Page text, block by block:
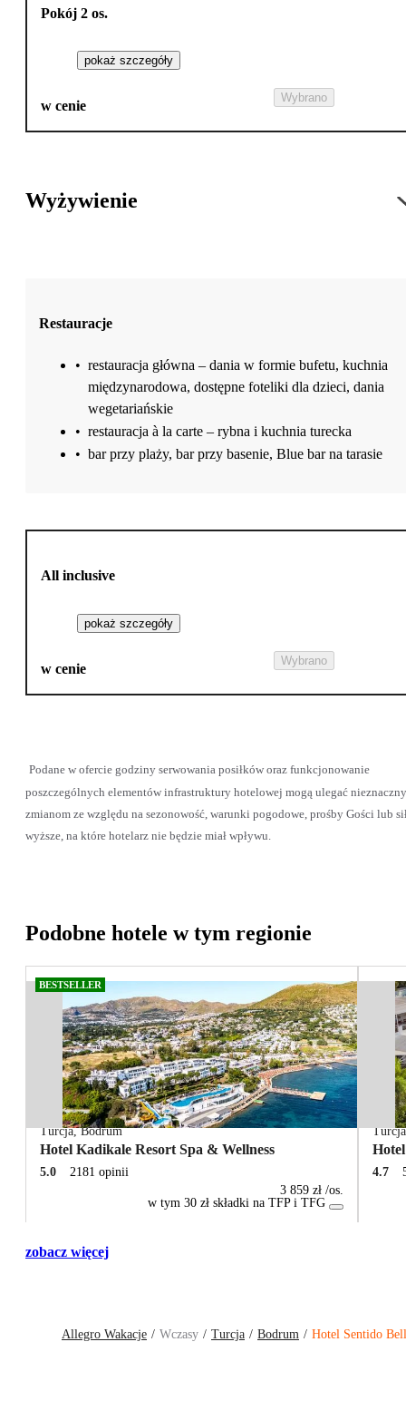
Pokój 2 os.
pokaż szczegóły
w cenie
Wybrano
Wyżywienie
Restauracje
• restauracja główna – dania w formie bufetu, kuchnia
międzynarodowa, dostępne foteliki dla dzieci, dania
wegetariańskie
• restauracja à la carte – rybna i kuchnia turecka
• bar przy plaży, bar przy basenie, Blue bar na tarasie
All inclusive
pokaż szczegóły
w cenie
Wybrano
Podane w ofercie godziny serwowania posiłków oraz funkcjonowanie
poszczególnych elementów infrastruktury hotelowej mogą ulegać
zmianom ze względu na sezonowość, warunki pogodowe, prośby Gości lub
wyższe, na które hotelarz nie będzie miał wpływu.
Podobne hotele w tym regionie
BESTSELLER
Turcja,Bodrum
Hotel Kadikale Resort Spa & Wellness
5.0
2181 opinii
3 859 zł /os.
w tym 30 zł składki na TFP i TFG
Turcja
4.7
zobacz więcej
Allegro Wakacje Wczasy Turcja Bodrum Hotel Sentido